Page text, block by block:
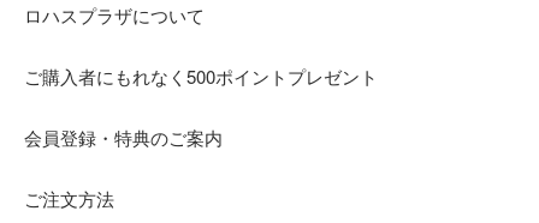
ロハスプラザについて
ご購入者にもれなく500ポイントプレゼント
会員登録・特典のご案内
ご注文方法